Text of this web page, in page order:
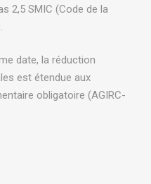
2,5 SMIC (Code de la
date, la réduction
est étendue aux
obligatoire (AGIRC-